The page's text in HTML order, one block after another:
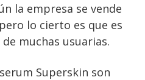
la empresa se vende
lo cierto es que es
muchas usuarias.
Superskin son